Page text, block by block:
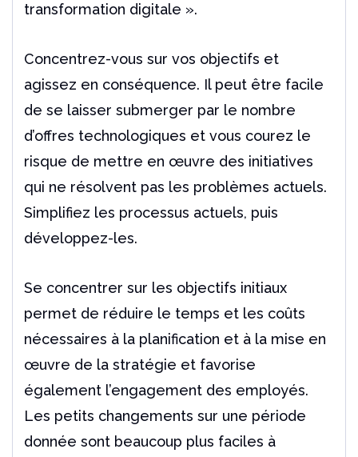
transformation digitale ».
Concentrez-vous sur vos objectifs et
agissez en conséquence. Il peut être facile
de se laisser submerger par le nombre
d’offres technologiques et vous courez le
risque de mettre en œuvre des initiatives
qui ne résolvent pas les problèmes actuels.
Simplifiez les processus actuels, puis
développez-les.
Se concentrer sur les objectifs initiaux
permet de réduire le temps et les coûts
nécessaires à la planification et à la mise en
œuvre de la stratégie et favorise
également l’engagement des employés.
Les petits changements sur une période
donnée sont beaucoup plus faciles à